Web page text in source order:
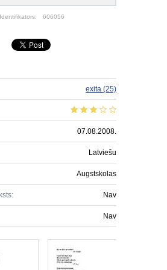
Identifikators: 606056
exita (25)
07.08.2008.
Latviešu
Augstskolas
Nav
Nav